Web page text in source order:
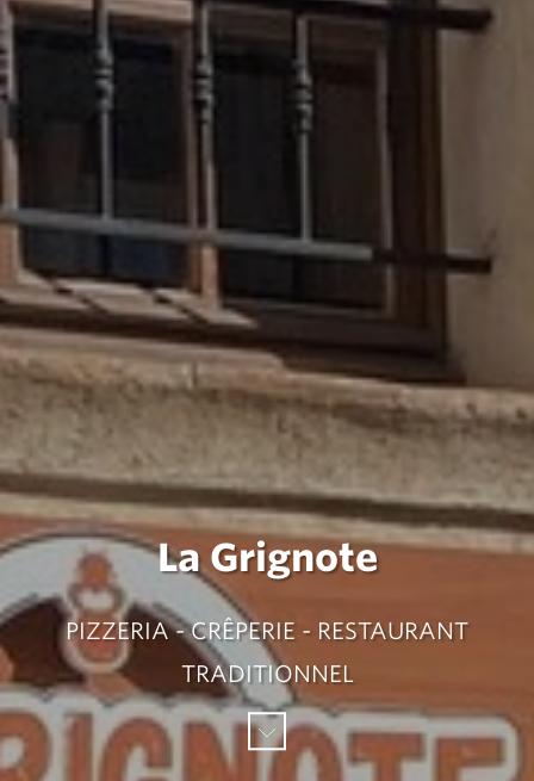
La Grignote
PIZZERIA - CRÊPERIE - RESTAURANT
TRADITIONNEL